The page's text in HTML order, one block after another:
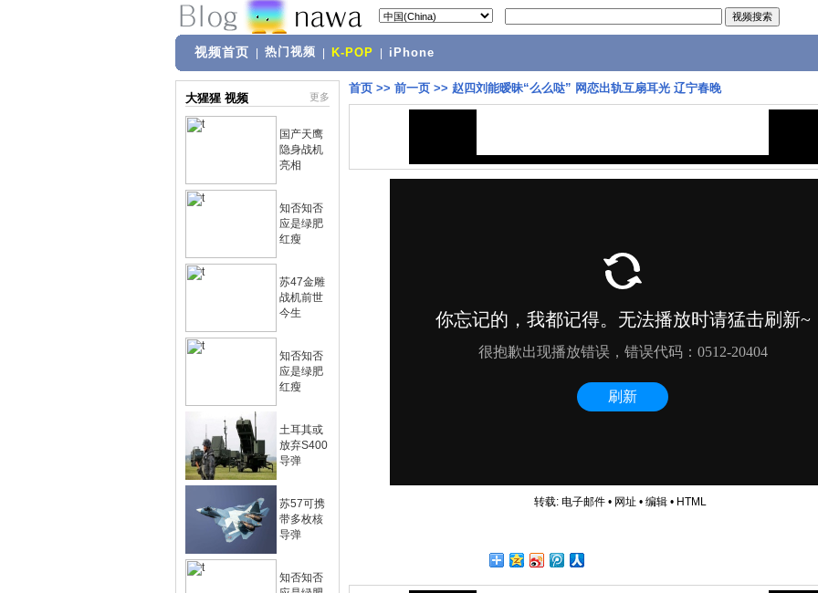
视频首页 热门视频 K-POP iPhone
大猩猩 视频 更多
国产天鹰
隐身战机
亮相
知否知否
应是绿肥
红瘦
苏47金雕
战机前世
今生
知否知否
应是绿肥
红瘦
土耳其或
放弃S400
导弹
苏57可携
带多枚核
导弹
知否知否
首页 >> 前一页 >> 赵四刘能暧昧“么么哒” 网恋出轨互扇耳光 辽宁春晚
转载: 电子邮件• 网址 • 编辑• HTML